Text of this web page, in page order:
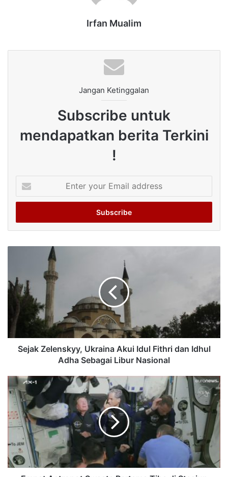
Irfan Mualim
Jangan Ketinggalan
Subscribe untuk
mendapatkan berita Terkini
!
your
Email
Sejak Zelenskyy, Ukraina Akui Idul Fithri dan Idhul
Adha Sebagai Libur Nasional